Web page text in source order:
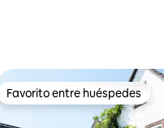
Favorito entre huéspedes
Favorito entre huéspedes